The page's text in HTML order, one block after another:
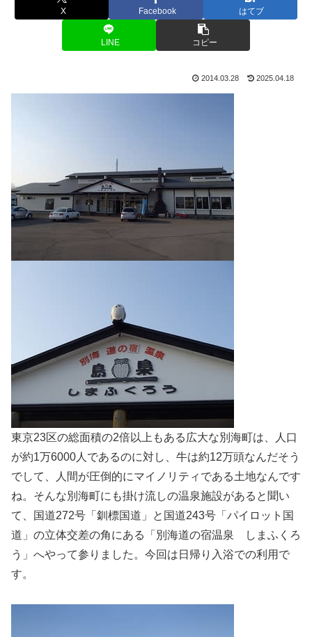
X Facebook はてブ
LINE コピー
2014.03.28 2025.04.18
東京23区の総面積の2倍以上もある広大な別海町は、人口
が約1万6000人であるのに対し、牛は約12万頭なんだそう
でして、人間が圧倒的にマイノリティである土地なんです
ね。そんな別海町にも掛け流しの温泉施設があると聞い
て、国道272号「釧標国道」と国道243号「パイロット国
道」の立体交差の角にある「別海道の宿温泉 しまふくろ
う」へやって参りました。今回は日帰り入浴での利用で
す。